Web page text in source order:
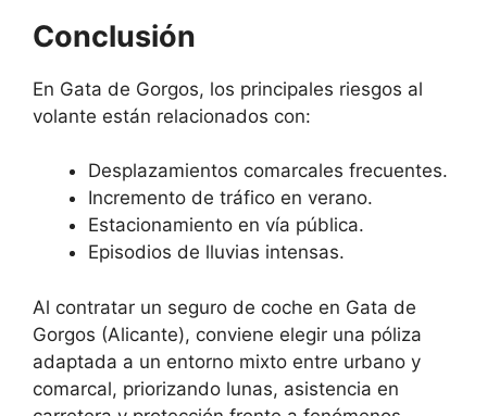
Conclusión
En Gata de Gorgos, los principales riesgos al
volante están relacionados con:
Desplazamientos comarcales frecuentes.
Incremento de tráfico en verano.
Estacionamiento en vía pública.
Episodios de lluvias intensas.
Al contratar un seguro de coche en Gata de
Gorgos (Alicante), conviene elegir una póliza
adaptada a un entorno mixto entre urbano y
comarcal, priorizando lunas, asistencia en